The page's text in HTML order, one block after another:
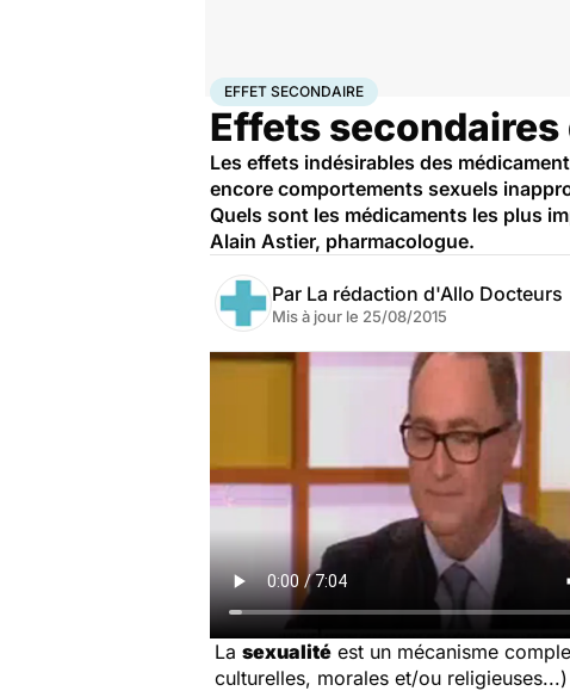
AccueilSantéEffet secondaire
EFFET SECONDAIRE
Effets
Les effets indésirables des
encore comportements sexuels
Quels sont les médicaments les plus
Alain Astier, pharmacologue.
Par La rédaction d'Allo Docteurs
Mis à jour le 25/08/2015
La sexualité est un mécanisme
culturelles, morales et/ou